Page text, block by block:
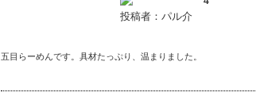
投稿者：パル介
五目らーめんです。具材たっぷり、温まりました。